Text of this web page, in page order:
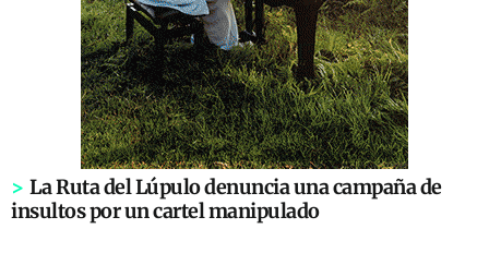
> La Ruta del Lúpulo denuncia una campaña de
insultos por un cartel manipulado